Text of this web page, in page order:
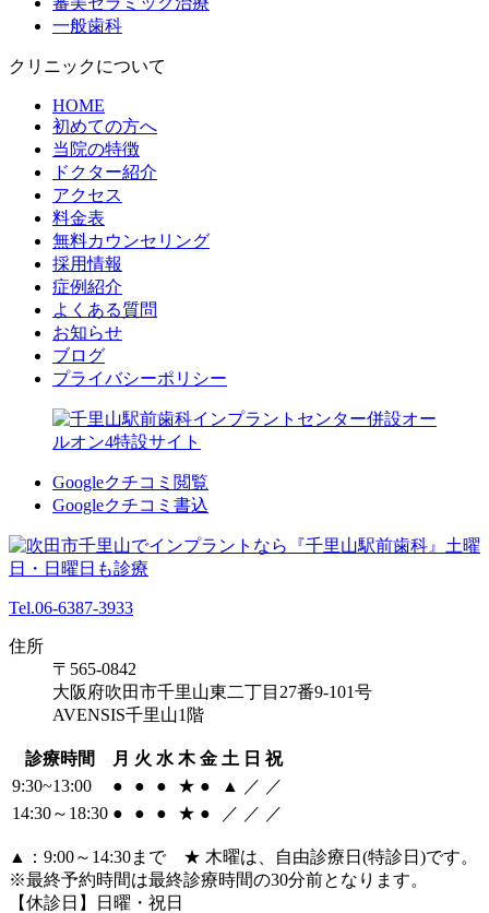
一般歯科
クリニックについて
HOME
初めての方へ
当院の特徴
ドクター紹介
アクセス
料金表
無料カウンセリング
採用情報
症例紹介
よくある質問
お知らせ
ブログ
プライバシーポリシー
Googleクチコミ閲覧
Googleクチコミ書込
Tel.06-6387-3933
住所
〒565-0842
大阪府吹田市千里山東二丁目27番9-101号
AVENSIS千里山1階
診療時間 月 火 水 木 金 土 日 祝
9:30~13:00
● ● ● ★ ● ▲ ／ ／
14:30～18:30 ● ● ● ★ ● ／ ／ ／
▲：9:00～14:30まで ★ 木曜は、自由診療日(特診日)です。
※最終予約時間は最終診療時間の30分前となります。
【休診日】日曜・祝日